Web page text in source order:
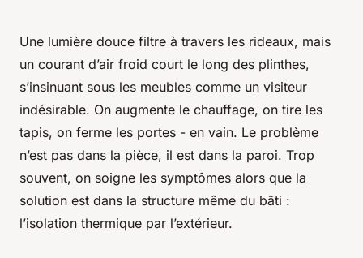
Une lumière douce filtre à travers les rideaux, mais
un courant d’air froid court le long des plinthes,
s’insinuant sous les meubles comme un visiteur
indésirable. On augmente le chauffage, on tire les
tapis, on ferme les portes - en vain. Le problème
n’est pas dans la pièce, il est dans la paroi. Trop
souvent, on soigne les symptômes alors que la
solution est dans la structure même du bâti :
l’isolation thermique par l’extérieur.